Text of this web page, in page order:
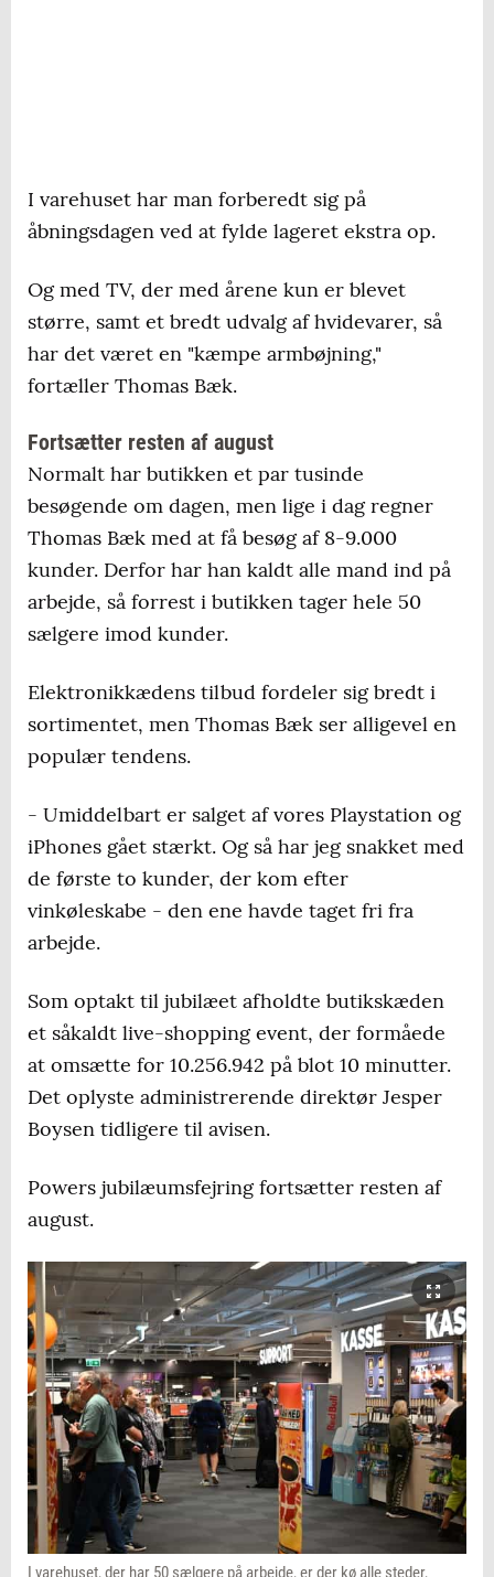
I varehuset har man forberedt sig på
åbningsdagen ved at fylde lageret ekstra op.
Og med TV, der med årene kun er blevet
større, samt et bredt udvalg af hvidevarer, så
har det været en "kæmpe armbøjning,"
fortæller Thomas Bæk.
Fortsætter resten af august
Normalt har butikken et par tusinde
besøgende om dagen, men lige i dag regner
Thomas Bæk med at få besøg af 8-9.000
kunder. Derfor har han kaldt alle mand ind på
arbejde, så forrest i butikken tager hele 50
sælgere imod kunder.
Elektronikkædens tilbud fordeler sig bredt i
sortimentet, men Thomas Bæk ser alligevel en
populær tendens.
- Umiddelbart er salget af vores Playstation og
iPhones gået stærkt. Og så har jeg snakket med
de første to kunder, der kom efter
vinkøleskabe - den ene havde taget fri fra
arbejde.
Som optakt til jubilæet afholdte butikskæden
et såkaldt live-shopping event, der formåede
at omsætte for 10.256.942 på blot 10 minutter.
Det oplyste administrerende direktør Jesper
Boysen tidligere til avisen.
Powers jubilæumsfejring fortsætter resten af
august.